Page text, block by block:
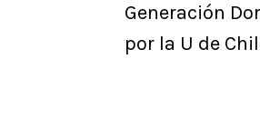
Generación
por la U de